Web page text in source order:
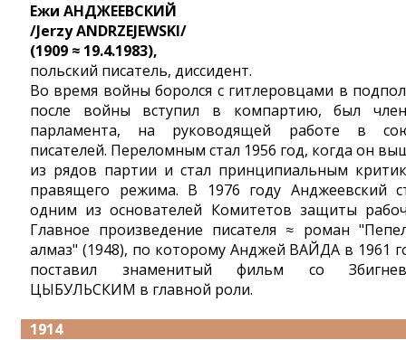
Ежи АНДЖЕЕВСКИЙ
/Jerzy ANDRZEJEWSKI/
(1909 ≈ 19.4.1983),
польский писатель, диссидент.
Во время войны боролся с гитлеровцами в
после войны вступил в компартию, был
парламента, на руководящей работе в
писателей. Переломным стал 1956 год, когда он
из рядов партии и стал принципиальным
правящего режима. В 1976 году Анджеевский
одним из основателей Комитетов защиты
Главное произведение писателя ≈ роман
алмаз" (1948), по которому Анджей ВАЙДА в 1961
поставил знаменитый фильм со
ЦЫБУЛЬСКИМ в главной роли.
1914